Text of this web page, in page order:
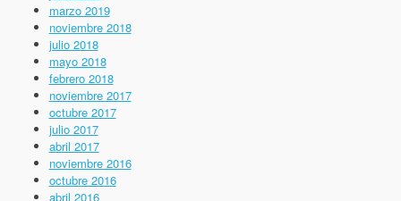
marzo 2019
noviembre 2018
julio 2018
mayo 2018
febrero 2018
noviembre 2017
octubre 2017
julio 2017
abril 2017
noviembre 2016
octubre 2016
abril 2016